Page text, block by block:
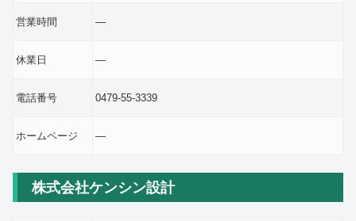
営業時間 ―
休業日 ―
電話番号 0479-55-3339
ホームページ ―
株式会社ケンシン設計